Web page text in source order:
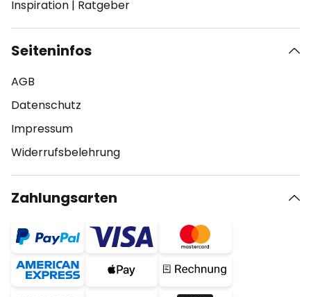
Inspiration | Ratgeber
Seiteninfos
AGB
Datenschutz
Impressum
Widerrufsbelehrung
Zahlungsarten